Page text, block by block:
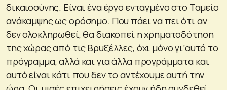
δικαιοσύνης. Είναι ένα έργο ενταγμένο στο Ταμείο
ανάκαμψης ως ορόσημο. Που πάει να πει ότι αν
δεν ολοκληρωθεί, θα διακοπεί η χρηματοδότηση
της χώρας από τις Βρυξέλλες, όχι μόνο γι’αυτό το
πρόγραμμα, αλλά και για άλλα προγράμματα και
αυτό είναι κάτι που δεν το αντέχουμε αυτή την